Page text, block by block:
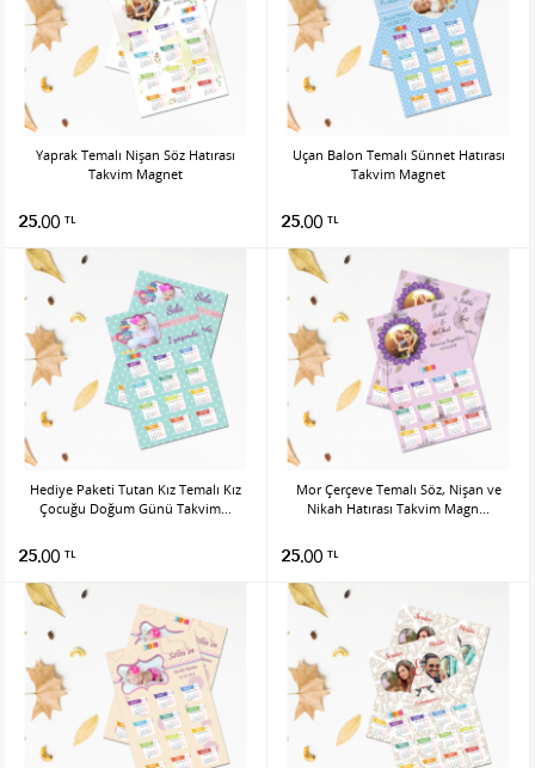
Yaprak Temalı Nişan Söz Hatırası
Takvim Magnet
25.00 TL
Uçan Balon Temalı Sünnet Hatırası
Takvim Magnet
25.00 TL
Hediye Paketi Tutan Kız Temalı Kız
Çocuğu Doğum Günü Takvim...
25.00 TL
Mor Çerçeve Temalı Söz, Nişan ve
Nikah Hatırası Takvim Magn...
25.00 TL